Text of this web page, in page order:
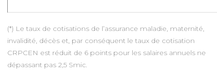
(*) Le taux de cotisations de l’assurance maladie, maternité,
invalidité, décès et, par conséquent le taux de cotisation
CRPCEN est réduit de 6 points pour les salaires annuels ne
dépassant pas 2,5 Smic.